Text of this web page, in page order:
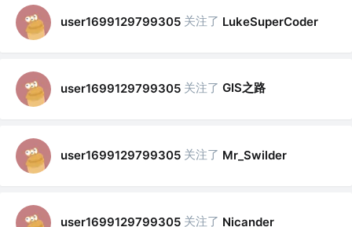
user1699129799305 关注了 LukeSuperCoder
user1699129799305 关注了 GIS之路
user1699129799305 关注了 Mr_Swilder
user1699129799305 关注了 Nicander